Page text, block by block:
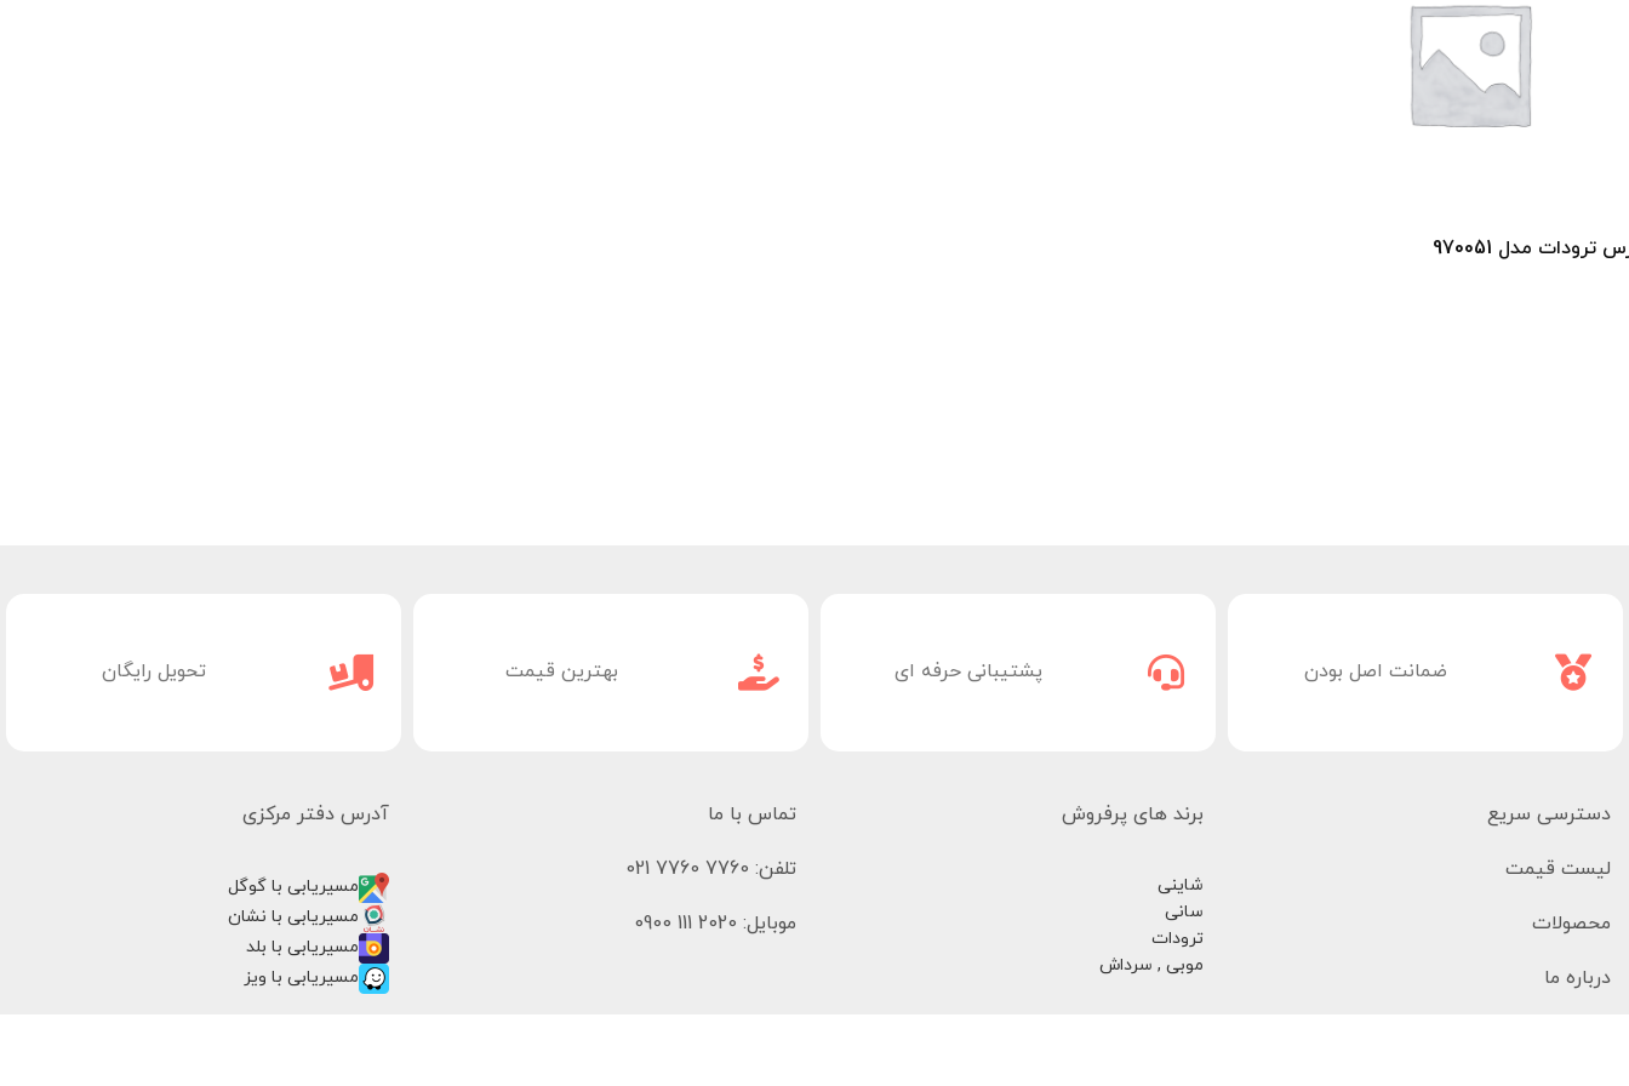
ترودات مدل 970051
تحویل رایگان بهترین قیمت پشتیبانی حرفه ای ضمانت اصل بودن
آدرس دفتر مرکزی
مسیریابی با گوگل
مسیریابی با نشان
مسیریابی با بلد
مسیریابی با ویز
تماس با ما
تلفن: 7760 7760 021
موبایل: 2020 111 0900
برند های پرفروش
شاینی
سانی
ترودات
موبی , سرداش
دسترسی سریع
لیست قیمت
محصولات
درباره ما